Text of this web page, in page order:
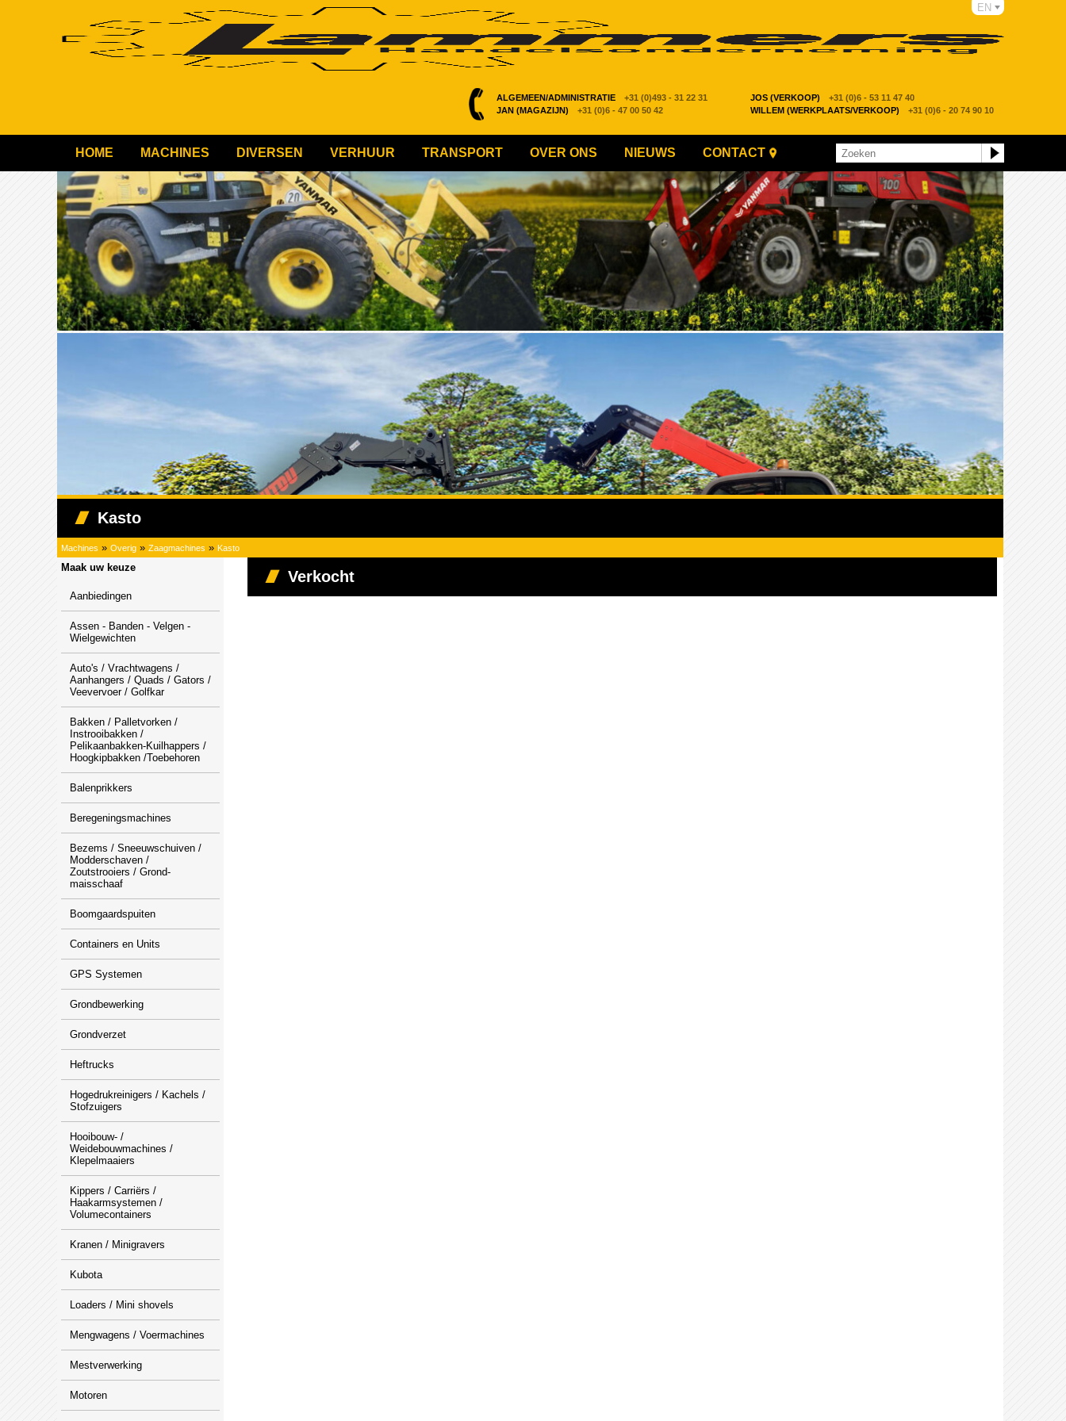
ALGEMEEN/ADMINISTRATIE +31 (0)493 - 31 22 31 JOS (VERKOOP)
+31 (0)6 - 53 11 47 40
JAN (MAGAZIJN)
+31 (0)6 - 47 00 50 42 WILLEM (WERKPLAATS/VERKOOP) +31 (0)6 - 20 74 90 10
EN
HOME MACHINES DIVERSEN VERHUUR TRANSPORT OVER ONS NIEUWS CONTACT
Kasto
Machines » Overig » Zaagmachines » Kasto
Maak uw keuze
Aanbiedingen
Assen - Banden - Velgen -
Wielgewichten
Auto's / Vrachtwagens /
Aanhangers / Quads / Gators /
Veevervoer / Golfkar
Bakken / Palletvorken /
Instrooibakken /
Pelikaanbakken-Kuilhappers /
Hoogkipbakken /Toebehoren
Balenprikkers
Beregeningsmachines
Bezems / Sneeuwschuiven /
Modderschaven /
Zoutstrooiers / Grond-
maisschaaf
Boomgaardspuiten
Containers en Units
GPS Systemen
Grondbewerking
Grondverzet
Heftrucks
Hogedrukreinigers / Kachels /
Stofzuigers
Hooibouw- /
Weidebouwmachines /
Klepelmaaiers
Kippers / Carriërs /
Haakarmsystemen /
Volumecontainers
Kranen / Minigravers
Kubota
Loaders / Mini shovels
Mengwagens / Voermachines
Mestverwerking
Motoren
Verkocht